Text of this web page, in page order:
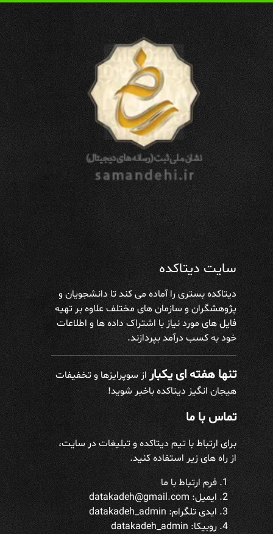
سایت دیتاکده
دیتاکده بستری را آماده می کند تا دانشجویان و
پژوهشگران و سازمان های مختلف علاوه بر تهیه
فایل های مورد نیاز با اشتراک داده ها و اطلاعات
خود به کسب درآمد بپردازند.
تنها هفته ای یکباراز سوپرایزها و تخفیفات
هیجان انگیز دیتاکده باخبر شوید!
تماس با ما
برای ارتباط با تیم دیتاکده و تبلیغات در سایت،
از راه های زیر استفاده کنید.
فرم ارتباط با ما
ایمیل: datakadeh@gmail.com
ایدی تلگرام:datakadeh_admin
روبیکا: datakadeh_admin